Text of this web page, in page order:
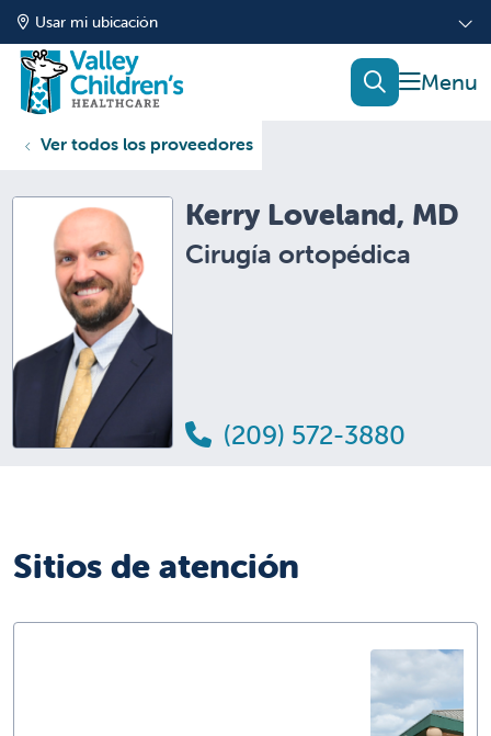
Usar mi ubicación
mostrar
buscar
Ver todos los proveedores
Kerry Loveland, MD
Cirugía ortopédica
(209) 572-3880
Sitios de atención